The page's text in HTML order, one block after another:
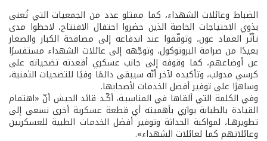
الضباط وعائلات الشهداء، كما ممثلو عدد من الجمعيات التي تُعنى
بذوي الاحتياجات الخاصة الذين حضروا احتفال الافتتاح، لاحظوا مدى
تأثّر العماد عون، وتوقّفوا عند اندفاعه إلى مصافحة الكبار والصغار
بعيدًا من صرامة البروتوكول، وتوجّهه إلى عائلات الشهداء مستفسرًا
عن أوضاعهم، كما وقوفه إلى جانب عسكري أقعدته تضحياته على
كرسي مدولب، وتأكيده لآخر أنّه سيبقى دائمًا وفيًا للتضحيات الثمنية،
وساهرًا على توفير أفضل الخدمات لأصحابها.
وفي الكلمة التي ألقاها في المناسبـة، أكّـد قائد الجيش أنّ «اهتمام
القيادة بالطبابة يوازي بأهميته أي قطعة عسكرية أخرى نسعى إلى
تطويرهـا، لمواكبة الحداثة وتوفير أفضل الخدمات الطبية للعسكريين
وعائلاتهم كما لعائلات الشهداء».